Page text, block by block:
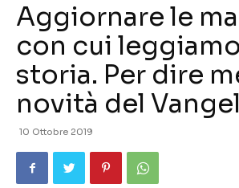
Aggiornare le
con cui
storia. Per dire
novità del
10 Ottobre 2019